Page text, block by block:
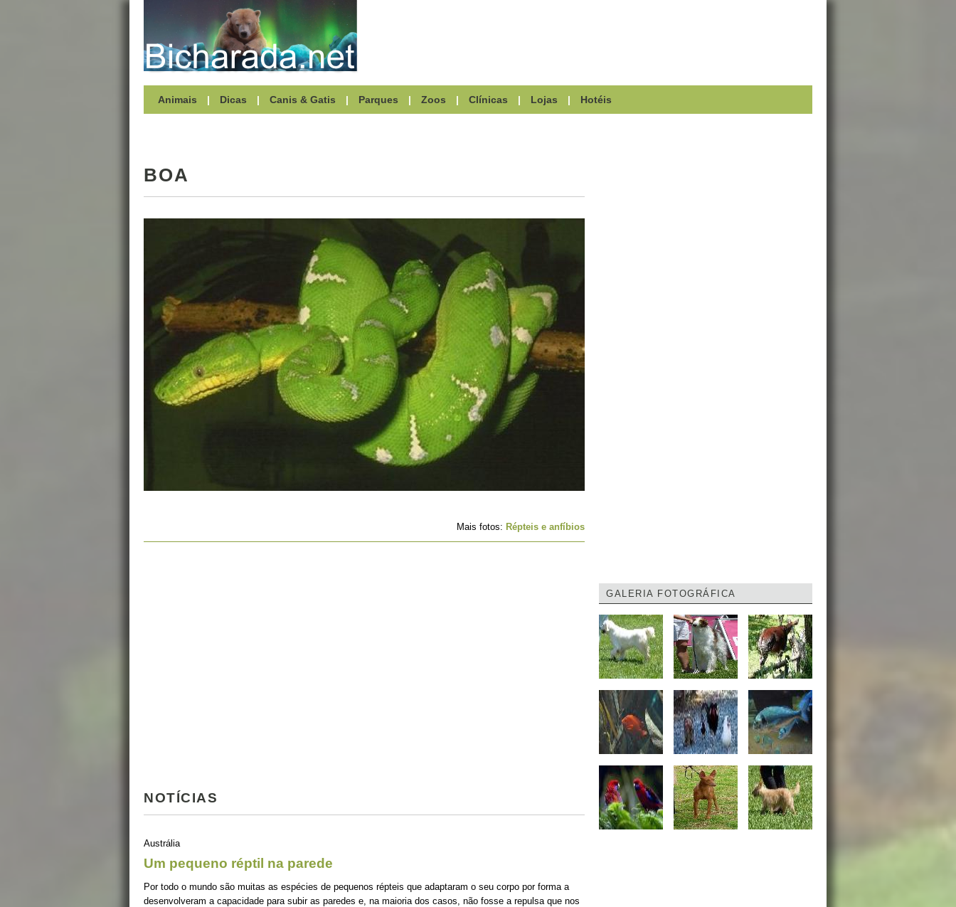
Animais | Dicas | Canis & Gatis | Parques | Zoos | Clínicas | Lojas | Hotéis
BOA
Mais fotos: Répteis e anfíbios
NOTÍCIAS
Austrália
Um pequeno réptil na parede
Por todo o mundo são muitas as espécies de pequenos répteis que adaptaram o seu corpo por forma a
desenvolveram a capacidade para subir as paredes e, na maioria dos casos, não fosse a repulsa que nos
GALERIA FOTOGRÁFICA